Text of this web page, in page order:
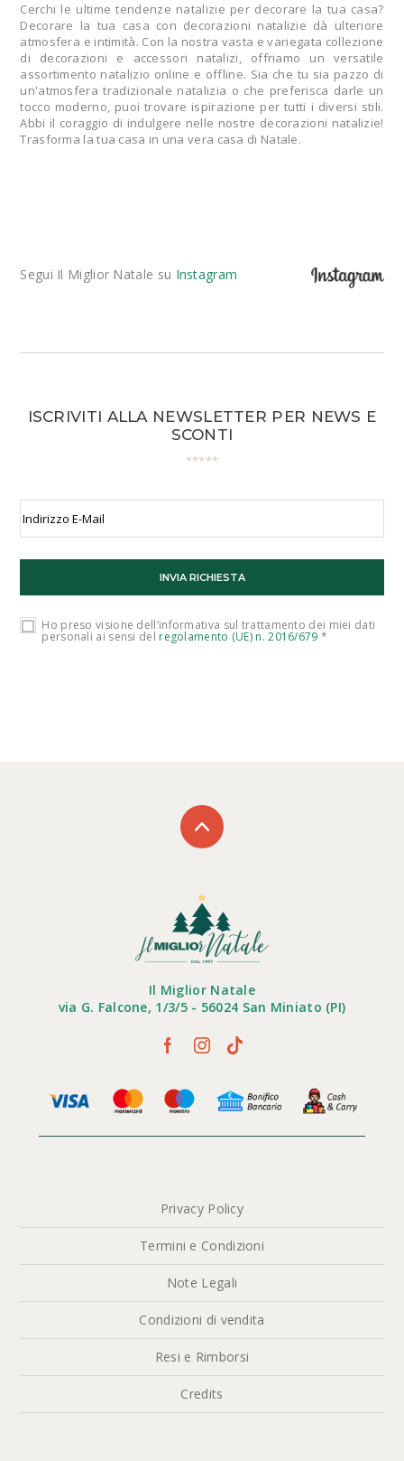
Cerchi le ultime tendenze natalizie per decorare la tua casa?
Decorare la tua casa con decorazioni natalizie dà ulteriore
atmosfera e intimità. Con la nostra vasta e variegata collezione
di decorazioni e accessori natalizi, offriamo un versatile
assortimento natalizio online e offline. Sia che tu sia pazzo di
un'atmosfera tradizionale natalizia o che preferisca darle un
tocco moderno, puoi trovare ispirazione per tutti i diversi stili.
Abbi il coraggio di indulgere nelle nostre decorazioni natalizie!
Trasforma la tua casa in una vera casa di Natale.
Segui Il Miglior Natale su Instagram
ISCRIVITI ALLA NEWSLETTER PER NEWS E
SCONTI
Ho preso visione dell’informativa sul trattamento dei miei dati
personali ai sensi del regolamento (UE) n. 2016/679 *
Il Miglior Natale
via G. Falcone, 1/3/5 - 56024 San Miniato (PI)
Privacy Policy
Termini e Condizioni
Note Legali
Condizioni di vendita
Resi e Rimborsi
Credits